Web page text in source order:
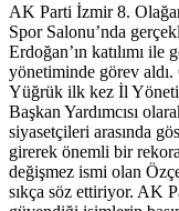
AK Parti İzmir 8.
Spor Salonu’nda
Erdoğan’ın katılımı
yönetiminde görev
Yüğrük ilk kez İl
Başkan Yardımcısı
siyasetçileri arasında
girerek önemli bir
değişmez ismi olan
sıkça söz ettiriyor. AK